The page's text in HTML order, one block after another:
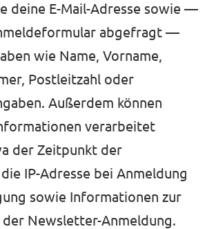
deine E-Mail-Adresse sowie —
abgefragt —
wie Name, Vorname,
Postleitzahl oder
Außerdem können
verarbeitet
der Zeitpunkt der
IP-Adresse bei Anmeldung
sowie Informationen zur
Newsletter-Anmeldung.